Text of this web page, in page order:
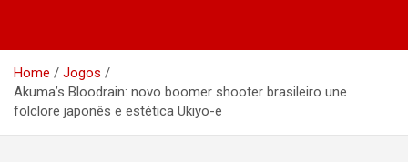
Home
Jogos
Akuma’s Bloodrain: novo boomer shooter brasileiro une
folclore japonês e estética Ukiyo-e